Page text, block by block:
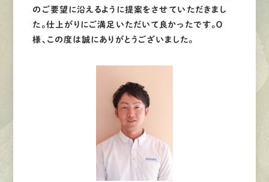
のご要望に沿えるように提案をさせていただきまし
た。仕上がりにご満足いただいて良かったです。Ｏ
様、この度は誠にありがとうございました。